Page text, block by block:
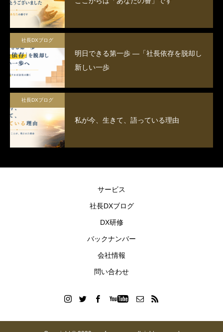
社長DXブログ
明日できる第一歩 ―「社長依存を脱却し
新しい一歩
社長DXブログ
私が今、生きて、語っている理由
サービス
社長DXブログ
DX研修
バックナンバー
会社情報
問い合わせ